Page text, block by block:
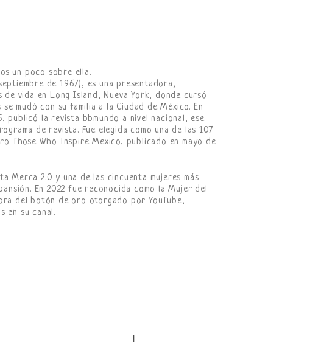
un poco sobre ella.
de 1967), es una presentadora,
vida en Long Island, Nueva York, donde cursó
mudó con su familia a la Ciudad de México. En
publicó la revista bbmundo a nivel nacional, ese
de revista. Fue elegida como una de las 107
Those Who Inspire Mexico, publicado en mayo de
Merca 2.0 y una de las cincuenta mujeres más
En 2022 fue reconocida como la Mujer del
del botón de oro otorgado por YouTube,
en su canal.